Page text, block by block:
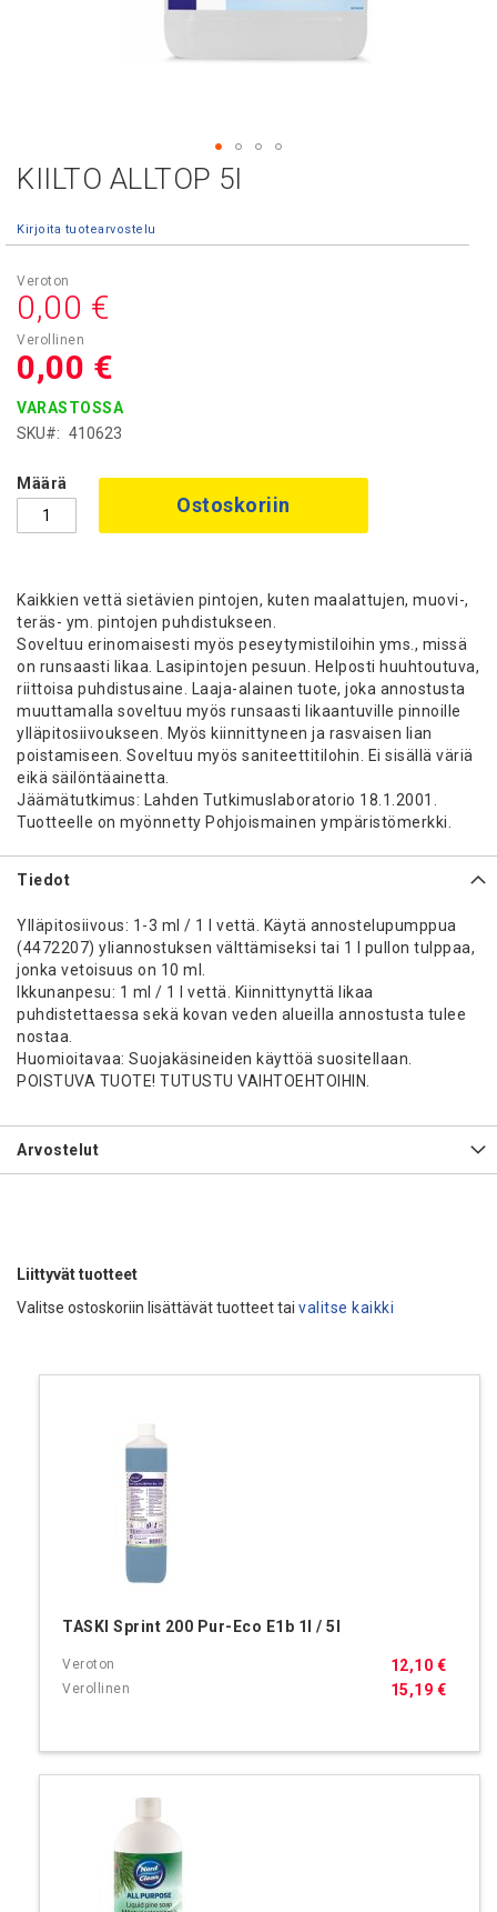
KIILTO ALLTOP 5l
Kirjoita tuotearvostelu
0,00 €
0,00 €
VARASTOSSA
SKU
410623
Määrä
Ostoskoriin
Kaikkien vettä sietävien pintojen, kuten maalattujen, muovi-,
teräs- ym. pintojen puhdistukseen.
Soveltuu erinomaisesti myös peseytymistiloihin yms., missä
on runsaasti likaa. Lasipintojen pesuun. Helposti huuhtoutuva,
riittoisa puhdistusaine. Laaja-alainen tuote, joka annostusta
muuttamalla soveltuu myös runsaasti likaantuville pinnoille
ylläpitosiivoukseen. Myös kiinnittyneen ja rasvaisen lian
poistamiseen. Soveltuu myös saniteettitilohin. Ei sisällä väriä
eikä säilöntäainetta.
Jäämätutkimus: Lahden Tutkimuslaboratorio 18.1.2001.
Tuotteelle on myönnetty Pohjoismainen ympäristömerkki.
Skip
beginning
the
images
gallery
Tiedot
Ylläpitosiivous: 1-3 ml / 1 l vettä. Käytä annostelupumppua
(4472207) yliannostuksen välttämiseksi tai 1 l pullon tulppaa,
jonka vetoisuus on 10 ml.
Ikkunanpesu: 1 ml / 1 l vettä. Kiinnittynyttä likaa
puhdistettaessa sekä kovan veden alueilla annostusta tulee
nostaa.
Huomioitavaa: Suojakäsineiden käyttöä suositellaan.
POISTUVA TUOTE! TUTUSTU VAIHTOEHTOIHIN.
Arvostelut
Liittyvät tuotteet
Valitse ostoskoriin lisättävät tuotteet tai valitse kaikki
TASKI Sprint 200 Pur-Eco E1b 1l / 5l
15,19 €
12,10 €